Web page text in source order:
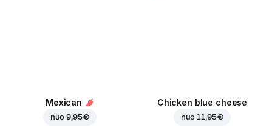
Mexican
nuo9,95 €
Chicken blue cheese
nuo11,95 €